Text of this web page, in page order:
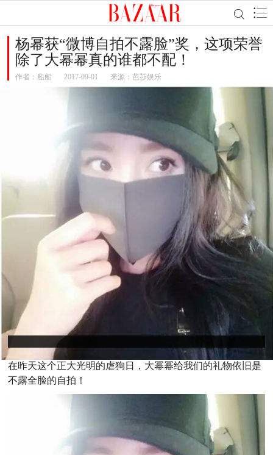
杨幂获“微博自拍不露脸”奖，这项荣誉
除了大幂幂真的谁都不配！
作者： 船船 2017-09-01 来源：芭莎娱乐
在昨天这个正大光明的虐狗日，大幂幂给我们的礼物依旧是
不露全脸的自拍！